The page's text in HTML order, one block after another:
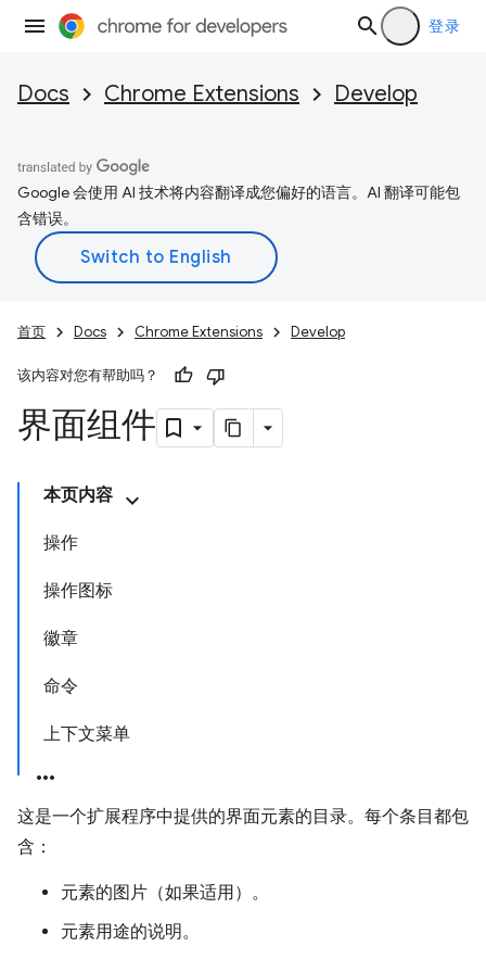
登录
Docs Chrome Extensions Develop
Google 会使用 AI 技术将内容翻译成您偏好的语言。AI 翻译可能包
含错误。
首页 Docs Chrome Extensions Develop
该内容对您有帮助吗？
界面组件
本页内容
操作
操作图标
徽章
命令
上下文菜单
这是一个扩展程序中提供的界面元素的目录。每个条目都包
含：
元素的图片（如果适用）。
元素用途的说明。